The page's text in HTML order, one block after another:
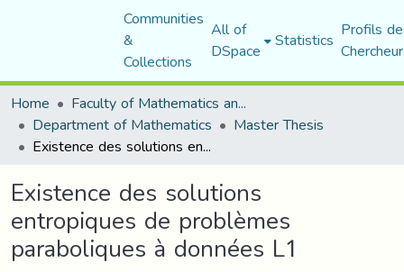
Communities
&
Collections
All of
DSpace Statistics Profils
Home
Faculty of Mathematics and Computer Science
Department of Mathematics Master Thesis
Existence des solutions entropiques de problèmes paraboliques à données L1
Existence des solutions
entropiques de problèmes
paraboliques à données L1